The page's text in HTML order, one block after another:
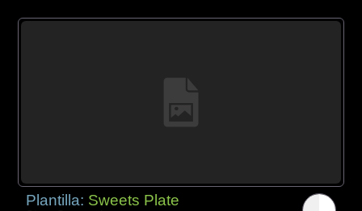
Plantilla: Sweets Plate